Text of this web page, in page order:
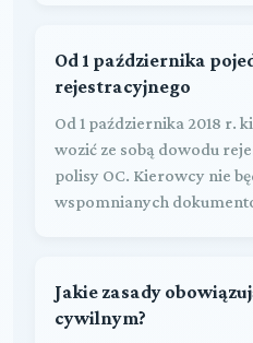
Od 1 października
rejestracyjnego
Od 1 października 2018 r.
wozić ze sobą dowodu
polisy OC. Kierowcy nie
wspomnianych
Jakie zasady
cywilnym?